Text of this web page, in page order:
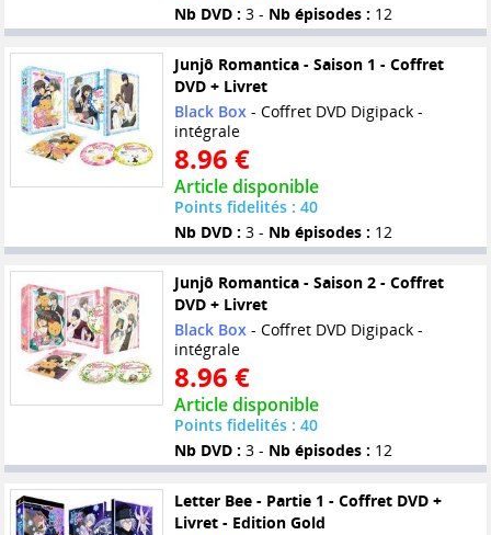
Nb DVD : 3 - Nb épisodes : 12
Junjô Romantica - Saison 1 - Coffret
DVD + Livret
Black Box- Coffret DVD Digipack -
intégrale
8.96 €
Article disponible
Points fidelités : 40
Nb DVD : 3 - Nb épisodes : 12
Junjô Romantica - Saison 2 - Coffret
DVD + Livret
Black Box - Coffret DVD Digipack -
intégrale
8.96 €
Article disponible
Points fidelités : 40
Nb DVD : 3 - Nb épisodes : 12
Letter Bee - Partie 1 - Coffret DVD +
Livret - Edition Gold